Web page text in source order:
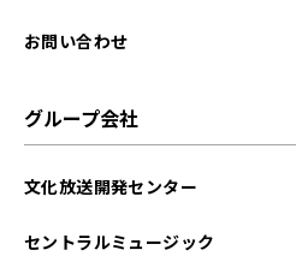
お問い合わせ
グループ会社
文化放送開発センター
セントラルミュージック